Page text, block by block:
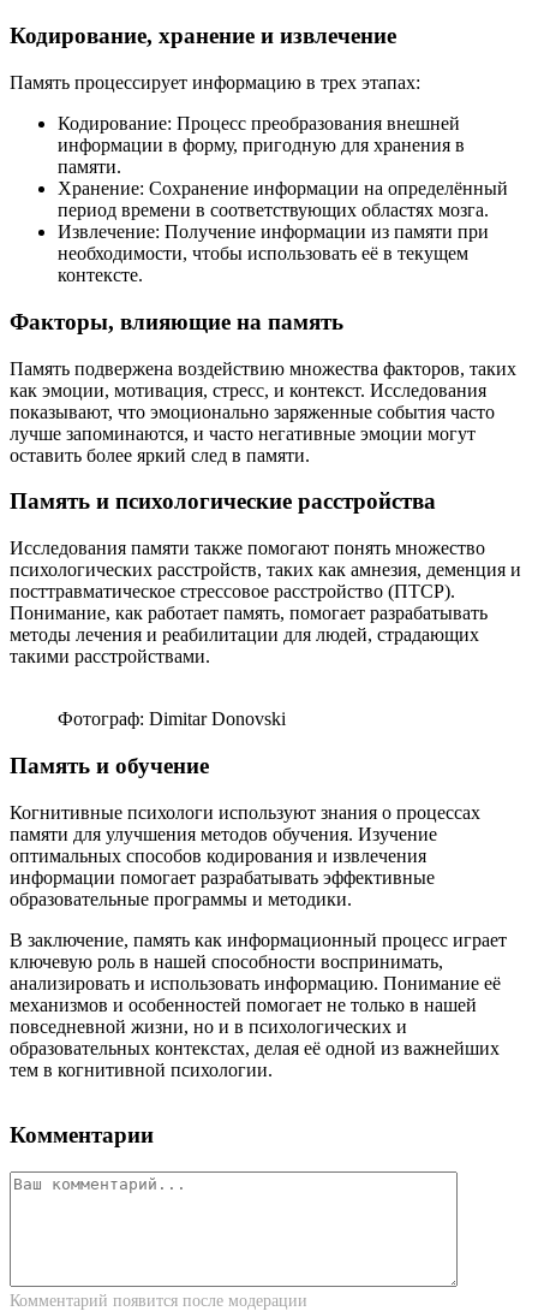
Кодирование, хранение и извлечение
Память процессирует информацию в трех этапах:
Кодирование: Процесс преобразования внешней
информации в форму, пригодную для хранения в
памяти.
Хранение: Сохранение информации на определённый
период времени в соответствующих областях мозга.
Извлечение: Получение информации из памяти при
необходимости, чтобы использовать её в текущем
контексте.
Факторы, влияющие на память
Память подвержена воздействию множества факторов, таких
как эмоции, мотивация, стресс, и контекст. Исследования
показывают, что эмоционально заряженные события часто
лучше запоминаются, и часто негативные эмоции могут
оставить более яркий след в памяти.
Память и психологические расстройства
Исследования памяти также помогают понять множество
психологических расстройств, таких как амнезия, деменция и
посттравматическое стрессовое расстройство (ПТСР).
Понимание, как работает память, помогает разрабатывать
методы лечения и реабилитации для людей, страдающих
такими расстройствами.
Фотограф: Dimitar Donovski
Память и обучение
Когнитивные психологи используют знания о процессах
памяти для улучшения методов обучения. Изучение
оптимальных способов кодирования и извлечения
информации помогает разрабатывать эффективные
образовательные программы и методики.
В заключение, память как информационный процесс играет
ключевую роль в нашей способности воспринимать,
анализировать и использовать информацию. Понимание её
механизмов и особенностей помогает не только в нашей
повседневной жизни, но и в психологических и
образовательных контекстах, делая её одной из важнейших
тем в когнитивной психологии.
Комментарии
Комментарий появится после модерации